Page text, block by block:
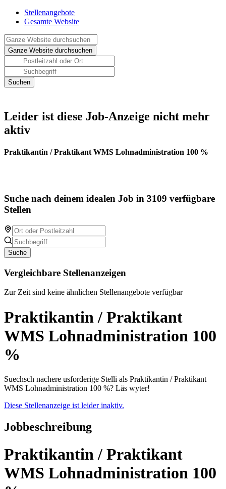
Stellenangebote
Gesamte Website
Leider ist diese Job-Anzeige nicht mehr
aktiv
Praktikantin / Praktikant WMS Lohnadministration 100 %
Suche nach deinem idealen Job in 3109 verfügbare
Stellen
Suche
Vergleichbare Stellenanzeigen
Zur Zeit sind keine ähnlichen Stellenangebote verfügbar
Praktikantin / Praktikant
WMS Lohnadministration 100
%
Suechsch nachere usforderige Stelli als Praktikantin / Praktikant
WMS Lohnadministration 100 %? Läs wyter!
Diese Stellenanzeige ist leider inaktiv.
Jobbeschreibung
Praktikantin / Praktikant
WMS Lohnadministration 100